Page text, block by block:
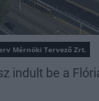
Mérnöki Tervező Zrt.
indult be a